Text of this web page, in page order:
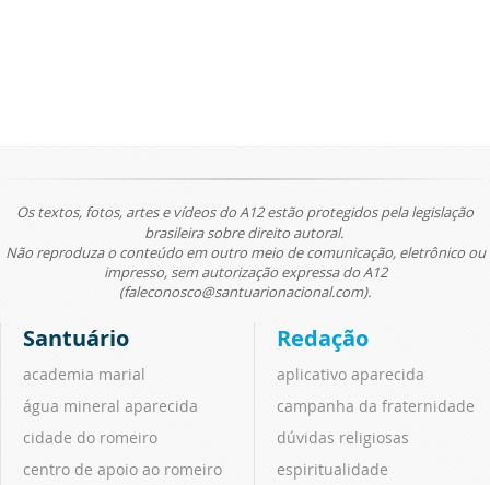
Os textos, fotos, artes e vídeos do A12 estão protegidos pela legislação
brasileira sobre direito autoral.
Não reproduza o conteúdo em outro meio de comunicação, eletrônico ou
impresso, sem autorização expressa do A12
(faleconosco@santuarionacional.com).
Santuário
academia marial
água mineral aparecida
cidade do romeiro
centro de apoio ao romeiro
Redação
aplicativo aparecida
campanha da fraternidade
dúvidas religiosas
espiritualidade